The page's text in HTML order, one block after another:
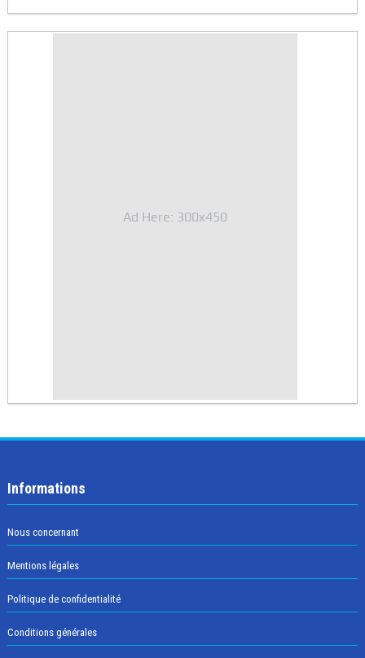
Ad Here: 300x450
Informations
Nous concernant
Mentions légales
Politique de confidentialité
Conditions générales